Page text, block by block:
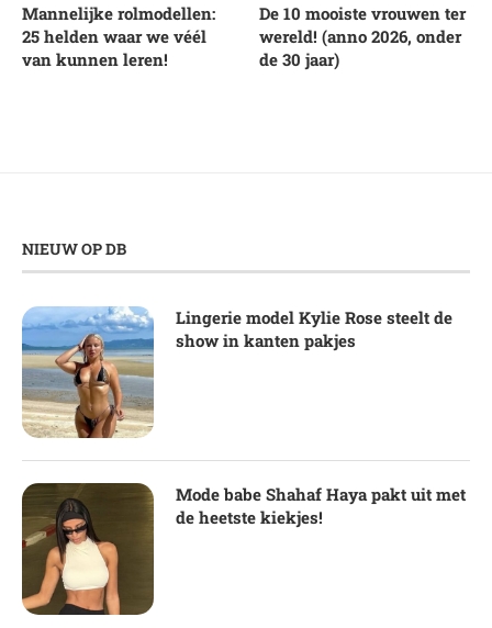
Mannelijke rolmodellen:
25 helden waar we véél
van kunnen leren!
De 10 mooiste vrouwen ter
wereld! (anno 2026, onder
de 30 jaar)
NIEUW OP DB
Lingerie model Kylie Rose steelt de
show in kanten pakjes
Mode babe Shahaf Haya pakt uit met
de heetste kiekjes!